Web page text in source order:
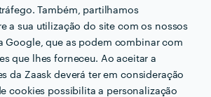
Também, partilhamos
a sua utilização do site com os nossos
Google, que as podem combinar com
que lhes forneceu. Ao aceitar a
da Zaask deverá ter em consideração
cookies possibilita a personalização
propostas de profissionais como
Macauem poucas horas.